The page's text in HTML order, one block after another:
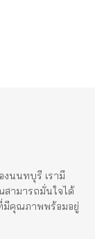
นนทบุรี เรามี
สามารถมั่นใจได้
มีคุณภาพพร้อมอยู่